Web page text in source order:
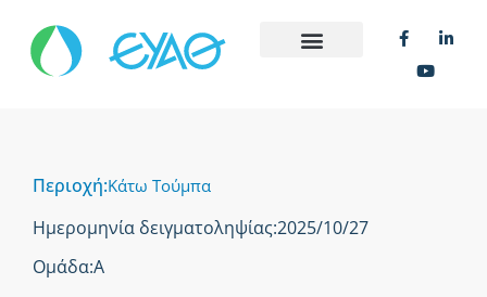
Περιοχή:Κάτω Τούμπα
Ημερομηνία δειγματοληψίας:2025/10/27
Ομάδα:Α